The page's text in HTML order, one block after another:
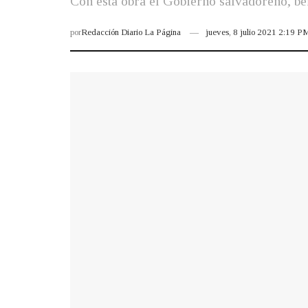
porRedacción Diario La Página jueves, 8 julio 2021 2:19